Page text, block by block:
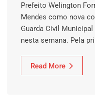
Prefeito Welington
Mendes como nova
Guarda Civil
nesta semana. Pela
Read More